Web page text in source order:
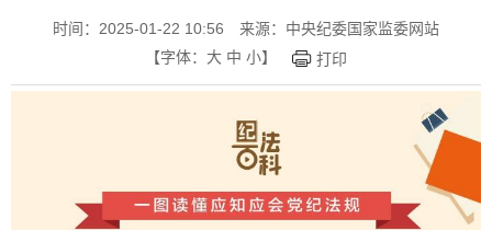
时间：2025-01-22 10:56
来源：中央纪委国家监委网站
【字体： 大 中 小】 打印